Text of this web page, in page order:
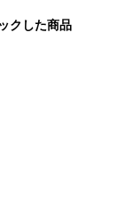
クした商品